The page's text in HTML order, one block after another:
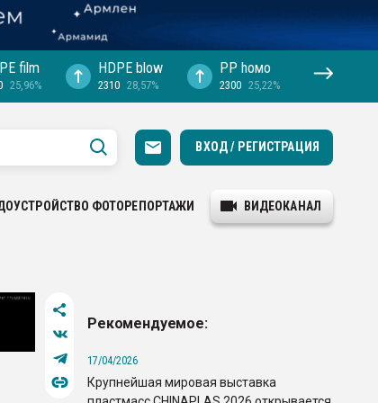
film
25,96%
HDPE blow
2310 28,57%
PP hомо
2300 25,22%
ВХОД / РЕГИСТРАЦИЯ
ФОТОРЕПОРТАЖИ ВИДЕОКАНАЛ
Рекомендуемое:
17/04/2026
Крупнейшая мировая выставка